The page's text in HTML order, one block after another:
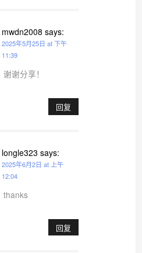
mwdn2008 says:
2025年5月25日 at 下午
11:39
谢谢分享！
回复
longle323 says:
2025年6月2日 at 上午
12:04
thanks
回复